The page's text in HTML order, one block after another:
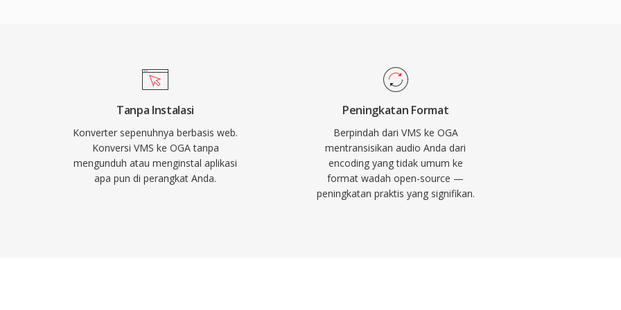
lisensi paten yang
mendukung
artis, album, dan
secara native di
sebagian besar
praktis untuk
Tanpa Instalasi
Konverter sepenuhnya berbasis web.
Konversi VMS ke OGA tanpa
mengunduh atau menginstal aplikasi
apa pun di perangkat Anda.
Peningkatan Format
Berpindah dari VMS ke OGA
mentransisikan audio Anda dari
encoding yang tidak umum ke
format wadah open-source —
peningkatan praktis yang signifikan.